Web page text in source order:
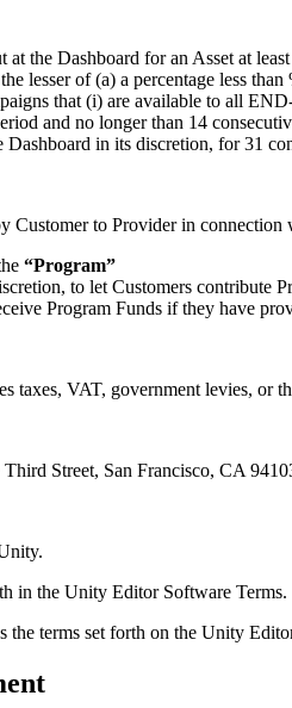
at the Dashboard for an Asset at
lesser of (a) a percentage less
that (i) are available to all
and no longer than 14
in its discretion, for 31
Customer to Provider in connection
“Program”
to let Customers contribute
Program Funds if they have
taxes, VAT, government levies, or
Street, San Francisco, CA
in the Unity Editor Software Terms.
the terms set forth on the Unity